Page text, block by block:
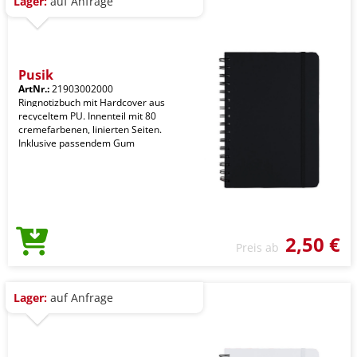
Pusik
ArtNr.:21903002000
Ringnotizbuch mit Hardcover aus
recyceltem PU. Innenteil mit 80
cremefarbenen, linierten Seiten.
Inklusive passendem Gum
Preis ab 2,50 €
Lager: auf Anfrage